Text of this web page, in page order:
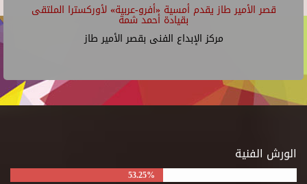
قصر الأمير طاز يقدم أمسية «أفرو-عربية» لأوركسترا الملتقى
بقيادة أحمد شمة
مركز الإبداع الفنى بقصر الأمير طاز
الورش الفنية
53.25%